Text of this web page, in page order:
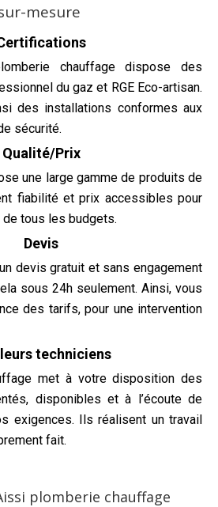
mesure
chauffage dispose des
du gaz et RGE Eco-artisan.
des installations conformes aux
sécurité.
Qualité/Prix
une large gamme de produits de
fiabilité et prix accessibles pour
tous les budgets.
Devis
devis gratuit et sans engagement
sous 24h seulement. Ainsi, vous
des tarifs, pour une intervention
techniciens
met à votre disposition des
disponibles et à l’écoute de
exigences. Ils réalisent un travail
fait.
plomberie chauffage